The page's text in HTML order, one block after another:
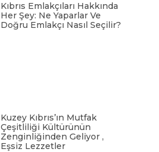
Kıbrıs Emlakçıları Hakkında
Her Şey: Ne Yaparlar Ve
Doğru Emlakçı Nasıl Seçilir?
Kuzey Kıbrıs’ın Mutfak
Çeşitliliği Kültürünün
Zenginliğinden Geliyor ,
Eşsiz Lezzetler